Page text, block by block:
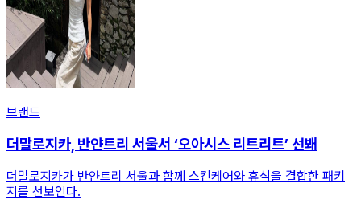
브랜드
더말로지카, 반얀트리 서울서 ‘오아시스 리트리트’ 선봬
더말로지카가 반얀트리 서울과 함께 스킨케어와 휴식을 결합한 패키
지를 선보인다.